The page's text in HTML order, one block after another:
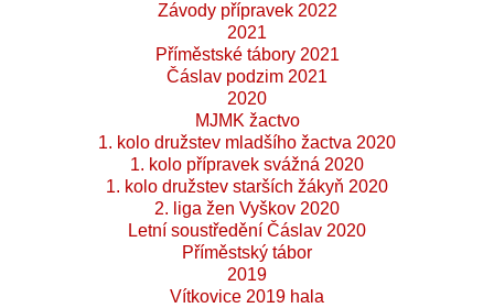
Závody přípravek 2022
2021
Příměstské tábory 2021
Čáslav podzim 2021
2020
MJMK žactvo
1. kolo družstev mladšího žactva 2020
1. kolo přípravek svážná 2020
1. kolo družstev starších žákyň 2020
2. liga žen Vyškov 2020
Letní soustředění Čáslav 2020
Příměstský tábor
2019
Vítkovice 2019 hala